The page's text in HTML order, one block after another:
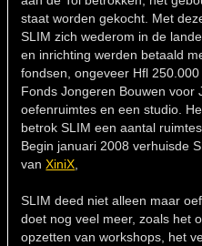
staat worden gekocht. Met
SLIM zich wederom in de
en inrichting werden betaald
fondsen, ongeveer Hfl
Fonds Jongeren Bouwen voor
oefenruimtes en een studio.
betrok SLIM een aantal
Begin januari 2008 verhuisde
vanXiniX
SLIM deed niet alleen maar
doet nog veel meer, zoals het
opzetten van workshops, het